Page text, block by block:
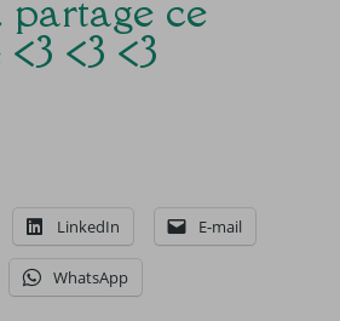
<3 <3
LinkedIn E-mail
WhatsApp